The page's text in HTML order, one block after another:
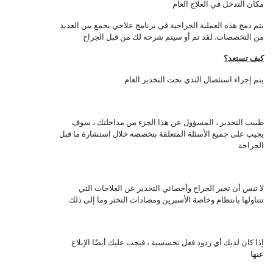
مكان التدخل في العلاج العام
يتم دمج هذه العملية الجراحية في برنامج علاجي يجمع بين العديد
من التخصصات. لقد تم أو سيتم شرحه لك من قبل الجراح
كيف تستعد؟
يتم إجراء استئصال الثدي تحت التخدير العام
طبيب التخدير ، المسؤول عن هذا الجزء من مداخلتك ، سوف
يجيب على جميع الأسئلة المتعلقة بتخصصه خلال استشارة ما قبل
الجراحة
لا تنس أن تخبر الجراح وأخصائي التخدير عن العلاجات التي
تتناولها بانتظام وخاصة الأسبرين ومضادات التخثر وما إلى ذلك
إذا كان لديك أي ردود فعل تحسسية ، فيجب عليك أيضًا الإبلاغ
عنها